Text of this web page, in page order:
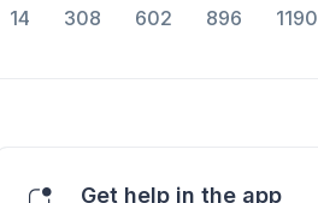
14 308 602 896 1190
Get help in the app